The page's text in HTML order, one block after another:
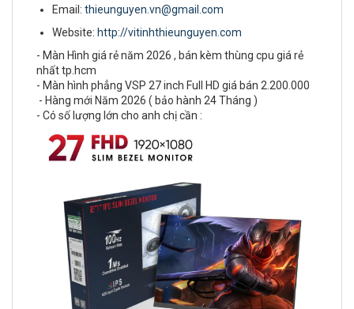
Email: thieunguyen.vn@gmail.com
Website: http://vitinhthieunguyen.com
- Màn Hình giá rẻ năm 2026 , bán kèm thùng cpu giá rẻ
nhất tp.hcm
- Màn hình phẳng VSP 27 inch Full HD giá bán 2.200.000
- Hàng mới Năm 2026 ( bảo hành 24 Tháng )
- Có số lượng lớn cho anh chị cần :